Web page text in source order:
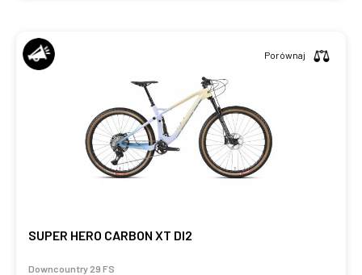
SUPER HERO CARBON XT DI2
Downcountry 29 FS
Porównaj